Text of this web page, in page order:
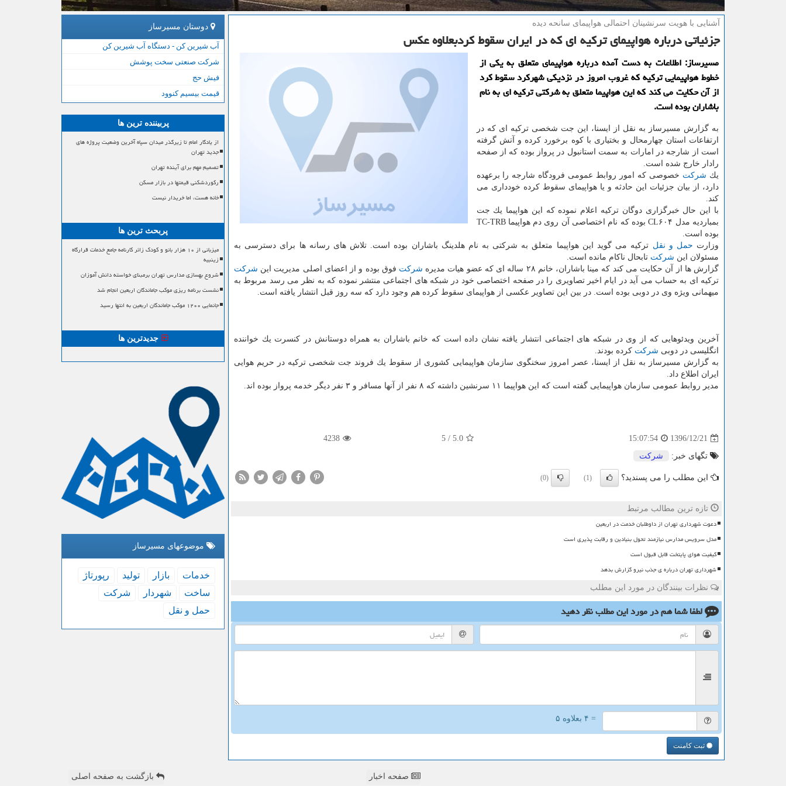
آشنایی با هویت سرنشینان احتمالی هواپیمای سانحه دیده
جزئیاتی درباره هواپیمای تركیه ای كه در ایران سقوط كردبعلاوه عكس
مسیرساز: اطلاعات به دست آمده درباره هواپیمای متعلق به یكی از
خطوط هواپیمایی تركیه كه غروب امروز در نزدیكی شهركرد سقوط كرد
از آن حكایت می كند كه این هواپیما متعلق به شركتی تركیه ای به نام
باشاران بوده است.
به گزارش مسیرساز به نقل از ایسنا، این جت شخصی تركیه ای كه در
ارتفاعات استان چهارمحال و بختیاری با كوه برخورد كرده و آتش گرفته
است از شارجه در امارات به سمت استانبول در پرواز بوده كه از صفحه
رادار خارج شده است.
یك شركت خصوصی كه امور روابط عمومی فرودگاه شارجه را برعهده
دارد، از بیان جزئیات این حادثه و یا هواپیمای سقوط كرده خودداری می
كند.
با این حال خبرگزاری دوگان تركیه اعلام نموده كه این هواپیما یك جت
بمباردیه مدل CL۶۰۴ بوده كه نام اختصاصی آن روی دم هواپیما TC-TRB
بوده است.
وزارت حمل و نقل تركیه می گوید این هواپیما متعلق به شركتی به نام هلدینگ باشاران بوده است. تلاش های رسانه ها برای دسترسی به
مسئولان این شركت تابحال ناكام مانده است.
گزارش ها از آن حكایت می كند كه مینا باشاران، خانم ۲۸ ساله ای كه عضو هیات مدیره
شركت فوق بوده و از اعضای اصلی مدیریت این شركت
تركیه ای به حساب می آید در ایام اخیر تصاویری را در صفحه اختصاصی خود در شبكه های اجتماعی منتشر نموده كه به نظر می رسد مربوط به
میهمانی ویژه وی در دوبی بوده است. در بین این تصاویر عكسی از هواپیمای سقوط كرده هم وجود دارد كه سه روز قبل انتشار یافته است.
آخرین ویدئوهایی كه از وی در شبكه های اجتماعی انتشار یافته نشان داده است كه خانم باشاران به همراه دوستانش در كنسرت یك خواننده
انگلیسی در دوبی شركت كرده بودند.
به گزارش مسیرساز به نقل از ایسنا، عصر امروز سخنگوی سازمان هواپیمایی كشوری از سقوط یك فروند جت شخصی تركیه در حریم هوایی
ایران اطلاع داد.
مدیر روابط عمومی سازمان هواپیمایی گفته است كه این هواپیما ۱۱ سرنشین داشته كه ۸ نفر از آنها مسافر و ۳ نفر دیگر خدمه پرواز بوده اند.
1396/12/21
15:07:54
5.0
/
5
4238
تگهای خبر: شركت
این مطلب را می پسندید؟ (1)
(0)
تازه ترین مطالب مرتبط
دعوت شهرداری تهران از داوطلبان خدمت در اربعین
مدل سرویس مدارس نیازمند تحول بنیادین و رقابت پذیری است
کیفیت هوای پایتخت قابل قبول است
شهرداری تهران درباره ی جذب نیرو گزارش بدهد
نظرات بینندگان در مورد این مطلب
لطفا شما همدر مورد این مطلبنظر دهید
= ۴ بعلاوه ۵
ثبت کامنت
دوستان مسیرساز
آب شیرین کن - دستگاه آب شیرین کن
شرکت صنعتی سخت پوشش
فیش حج
قیمت بیسیم کنوود
پربیننده ترین ها
از یادگار امام تا زیرگذر میدان سپاه آخرین وضعیت پروژه های
جدید تهران
تصمیم مهم برای آینده تهران
رکوردشکنی قیمتها در بازار مسکن
خانه هست، اما خریدار نیست
پربحث ترین ها
میزبانی از ۱۰ هزار بانو و کودک زائر کارنامه جامع خدمات قرارگاه
زینبیه
شروع بهسازی مدارس تهران برمبنای خواسته دانش آموزان
نشست برنامه ریزی موکب جاماندگان اربعین انجام شد
جانمایی ۱۲۰۰ موکب جاماندگان اربعین به انتها رسید
جدیدترین ها
موضوعهای مسیرساز
خدمات بازار تولید
رپورتاژ
ساخت
شهردار
شركت
حمل و نقل
صفحه اخبار بازگشت به صفحه اصلی